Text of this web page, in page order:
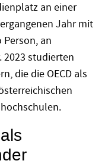
an einer
Jahr mit
Person, an
2023 studierten
die die OECD als